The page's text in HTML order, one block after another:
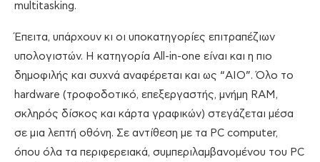
multitasking.
Έπειτα, υπάρχουν κι οι υποκατηγορίες επιτραπέζιων
υπολογιστών. H κατηγορία All-in-one είναι και η πιο
δημοφιλής και συχνά αναφέρεται και ως “AIO”. Όλο το
hardware (τροφοδοτικό, επεξεργαστής, μνήμη RAM,
σκληρός δίσκος και κάρτα γραφικών) στεγάζεται μέσα
σε μια λεπτή οθόνη. Σε αντίθεση με τα PC computer,
όπου όλα τα περιφερειακά, συμπεριλαμβανομένου του PC